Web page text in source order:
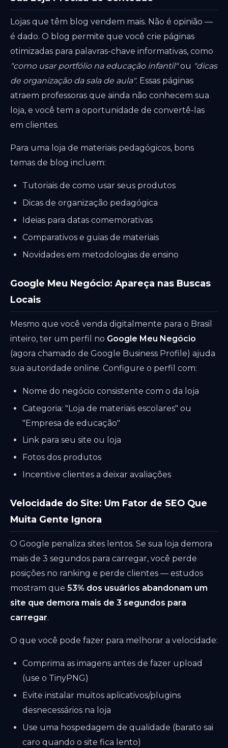
Lojas que têm blog vendem mais. Não é opinião —
é dado. O blog permite que você crie páginas
otimizadas para palavras-chave informativas, como
"como usar portfólio na educação infantil"ou "dicas
de organização da sala de aula". Essas páginas
atraem professoras que ainda não conhecem sua
loja, e você tem a oportunidade de convertê-las
em clientes.
Para uma loja de materiais pedagógicos, bons
temas de blog incluem:
Tutoriais de como usar seus produtos
Dicas de organização pedagógica
Ideias para datas comemorativas
Comparativos e guias de materiais
Novidades em metodologias de ensino
Google Meu Negócio: Apareça nas Buscas
Locais
Mesmo que você venda digitalmente para o Brasil
inteiro, ter um perfil no Google Meu Negócio
(agora chamado de Google Business Profile) ajuda
sua autoridade online. Configure o perfil com:
Nome do negócio consistente com o da loja
Categoria: "Loja de materiais escolares" ou
"Empresa de educação"
Link para seu site ou loja
Fotos dos produtos
Incentive clientes a deixar avaliações
Velocidade do Site: Um Fator de SEO Que
Muita Gente Ignora
O Google penaliza sites lentos. Se sua loja demora
mais de 3 segundos para carregar, você perde
posições no ranking e perde clientes — estudos
mostram que 53% dos usuários abandonam um
site que demora mais de 3 segundos para
carregar.
O que você pode fazer para melhorar a velocidade:
Comprima as imagens antes de fazer upload
(use o TinyPNG)
Evite instalar muitos aplicativos/plugins
desnecessários na loja
Use uma hospedagem de qualidade (barato sai
caro quando o site fica lento)